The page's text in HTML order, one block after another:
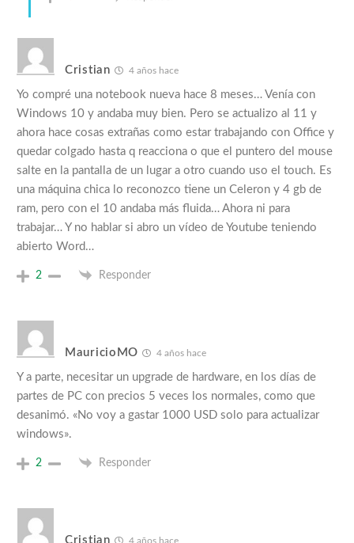
Cristian 4 años hace
Yo compré una notebook nueva hace 8 meses… Venía con
Windows 10 y andaba muy bien. Pero se actualizo al 11 y
ahora hace cosas extrañas como estar trabajando con Office y
quedar colgado hasta q reacciona o que el puntero del mouse
salte en la pantalla de un lugar a otro cuando uso el touch. Es
una máquina chica lo reconozco tiene un Celeron y 4 gb de
ram, pero con el 10 andaba más fluida… Ahora ni para
trabajar… Y no hablar si abro un vídeo de Youtube teniendo
abierto Word…
2 Responder
MauricioMO 4 años hace
Y a parte, necesitar un upgrade de hardware, en los días de
partes de PC con precios 5 veces los normales, como que
desanimó. «No voy a gastar 1000 USD solo para actualizar
windows».
2 Responder
Cristian 4 años hace